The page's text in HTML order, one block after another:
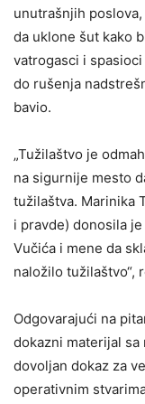
unutrašnjih
da uklone šut kako
vatrogasci i
do rušenja
bavio.
„Tužilaštvo je
na sigurnije mesto
tužilaštva. Marinika
i pravde) donosila
Vučića i mene da
naložilo tužilaštvo“,
Odgovarajući na
dokazni materijal sa
dovoljan dokaz za
operativnim